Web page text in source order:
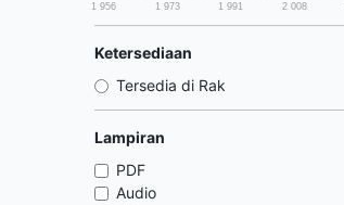
1 956 1 973 1 991 2 008
Ketersediaan
Tersedia di Rak
Lampiran
PDF
Audio